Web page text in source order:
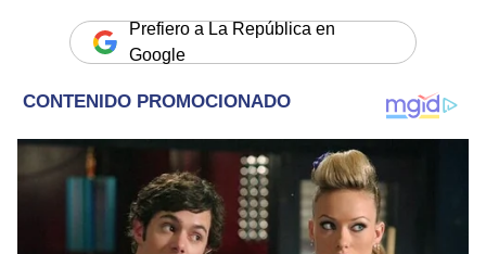
Prefiero a La República en
Google